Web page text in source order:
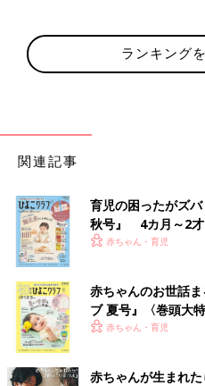
ランキング
関連記事
育児の困ったがズ
秋号』 4カ月～2才
いっぱい！
赤ちゃん・育児
赤ちゃんのお世話
ブ 夏号』〈巻頭大
く！ おっぱい・ミ
赤ちゃん・育児
赤ちゃんが生まれた